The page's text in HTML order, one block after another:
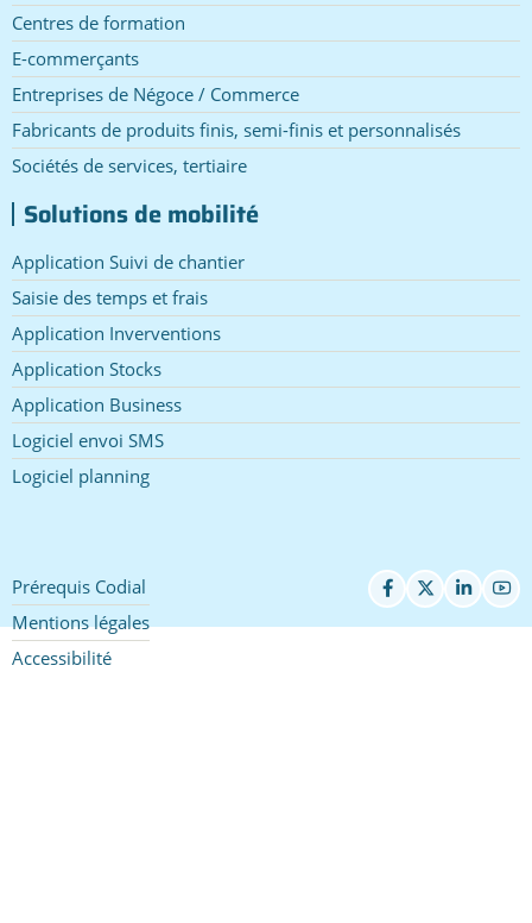
Centres de formation
E-commerçants
Entreprises de Négoce / Commerce
Fabricants de produits finis, semi-finis et personnalisés
Sociétés de services, tertiaire
Solutions de mobilité
Application Suivi de chantier
Saisie des temps et frais
Application Inverventions
Application Stocks
Application Business
Logiciel envoi SMS
Logiciel planning
Pied
de
page
Prérequis Codial
Mentions légales
Accessibilité